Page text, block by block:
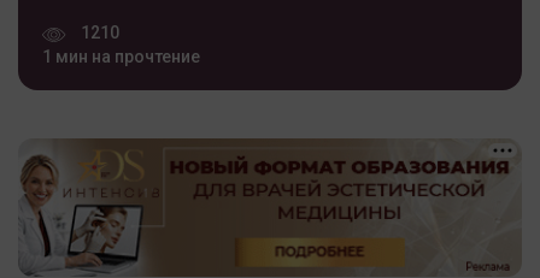
1210
1 мин на прочтение